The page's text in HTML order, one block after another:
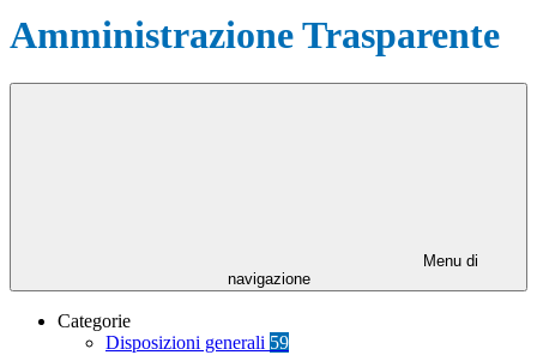
Amministrazione Trasparente
Menu di
navigazione
Categorie
Disposizioni generali 59